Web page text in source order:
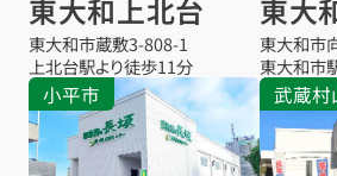
東大和上北台
東大和市蔵敷3-808-1
上北台駅より徒歩11分
東大
東大和市
東大和市
小平市 武蔵村